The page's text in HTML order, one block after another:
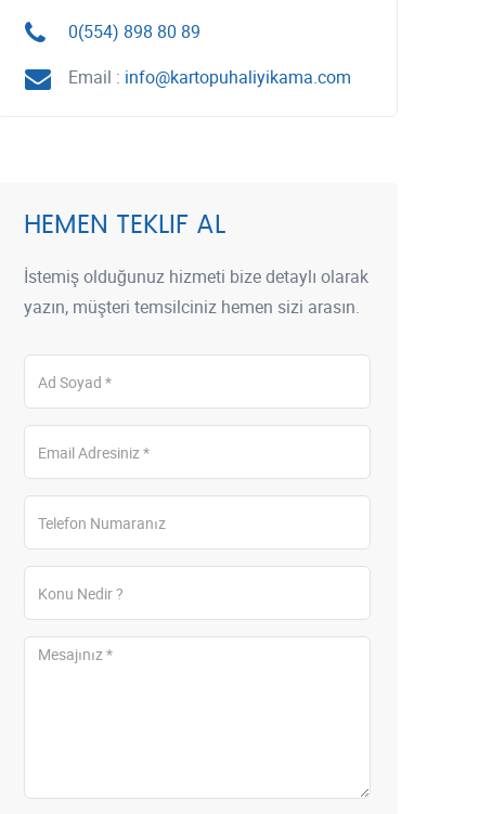
0(554) 898 80 89
Email : info@kartopuhaliyikama.com
HEMEN TEKLIF AL
İstemiş olduğunuz hizmeti bize detaylı olarak
yazın, müşteri temsilciniz hemen sizi arasın.